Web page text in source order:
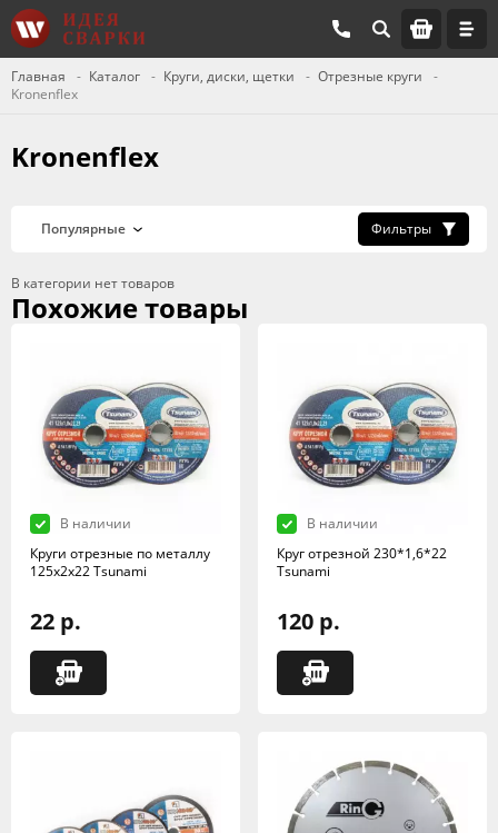
Главная Каталог Круги, диски, щетки
Отрезные круги
Kronenflex
Kronenflex
Фильтры
В категории нет товаров
Похожие товары
В наличии
Круги отрезные по металлу
125х2х22 Tsunami
22 р.
В наличии
Круг отрезной 230*1,6*22
Tsunami
120 р.